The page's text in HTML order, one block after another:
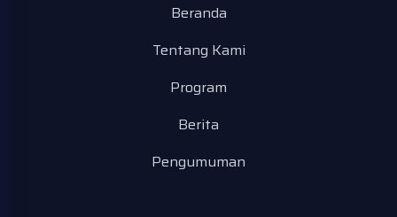
Beranda
Tentang Kami
Program
Berita
Pengumuman